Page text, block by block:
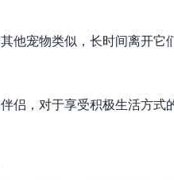
他宠物类似，长时间离开它
侣，对于享受积极生活方式